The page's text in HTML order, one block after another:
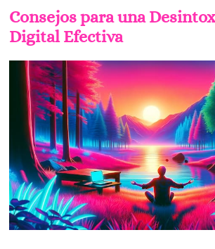
Consejos para una
Digital Efectiva